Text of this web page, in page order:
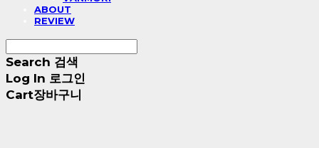
ABOUT
REVIEW
Search 검색
Log In 로그인
Cart장바구니